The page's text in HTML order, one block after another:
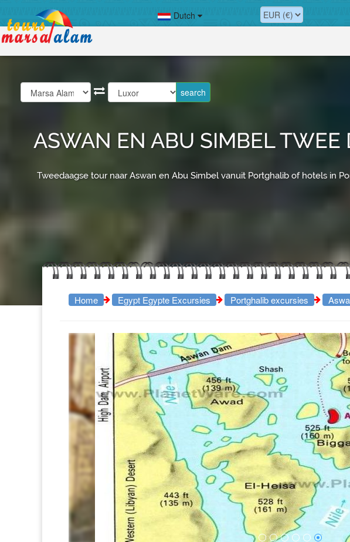
Dutch
ASWAN EN ABU SIMBEL TWEE
Tweedaagse tour naar Aswan en Abu Simbel vanuit Portghalib of hotels in
Home Egypt Egypte Excursies Portghalib excursies